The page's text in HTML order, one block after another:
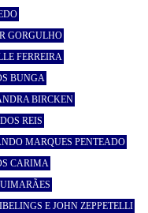
GORGULHO
FERREIRA
BUNGA
BIRCKEN
REIS
MARQUES PENTEADO
CARIMA
E JOHN ZEPPETELLI